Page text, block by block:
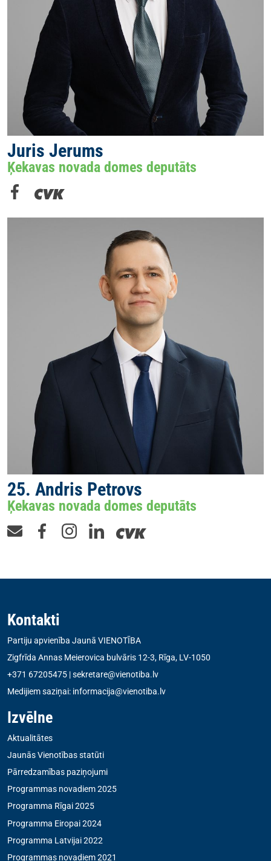
Juris Jerums
Ķekavas novada domes deputāts
25. Andris Petrovs
Ķekavas novada domes deputāts
Kontakti
Partiju apvienība Jaunā VIENOTĪBA
Zigfrīda Annas Meierovica bulvāris 12-3, Rīga, LV-1050
+371 67205475 |sekretare@vienotiba.lv
Medijiem saziņai: informacija@vienotiba.lv
Izvēlne
Aktualitātes
Jaunās Vienotības statūti
Pārredzamības paziņojumi
Programmas novadiem 2025
Programma Rīgai 2025
Programma Eiropai 2024
Programma Latvijai 2022
Programmas novadiem 2021